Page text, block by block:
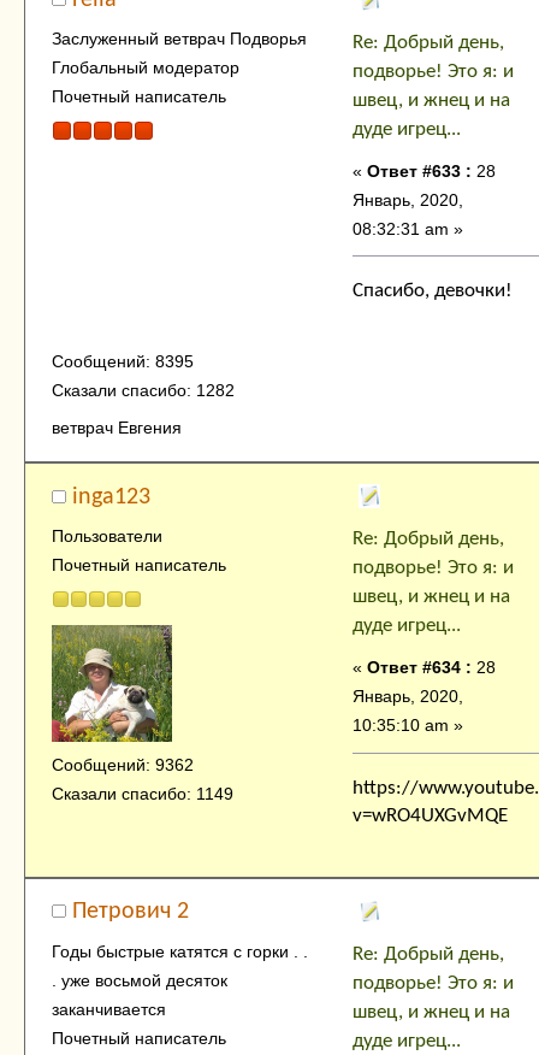
Заслуженный ветврач Подворья
Глобальный модератор
Почетный написатель
Сообщений: 8395
Сказали спасибо: 1282
ветврач Евгения
Re: Добрый день,
подворье! Это я: и
швец, и жнец и на
дуде игрец...
« Ответ #633 : 28
Январь, 2020,
08:32:31 am »
Спасибо, девочки!
inga123
Пользователи
Почетный написатель
Сообщений: 9362
Сказали спасибо: 1149
Re: Добрый день,
подворье! Это я: и
швец, и жнец и на
дуде игрец...
« Ответ #634 : 28
Январь, 2020,
10:35:10 am »
https://
v=wRO4UXGvMQE
Петрович 2
Годы быстрые катятся с горки . .
. уже восьмой десяток
заканчивается
Почетный написатель
Re: Добрый день,
подворье! Это я: и
швец, и жнец и на
дуде игрец...